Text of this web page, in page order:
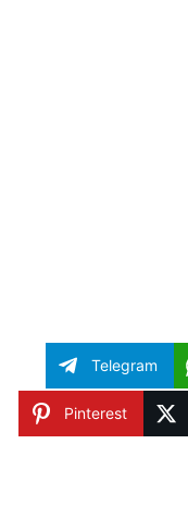
Telegram
Pinterest